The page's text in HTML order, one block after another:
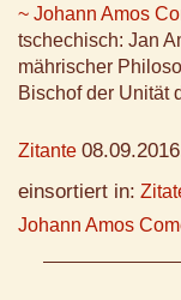
~ Johann Amos
tschechisch: Jan
mährischer
Bischof der Unität
Zitante
einsortiert in:
Johann Amos